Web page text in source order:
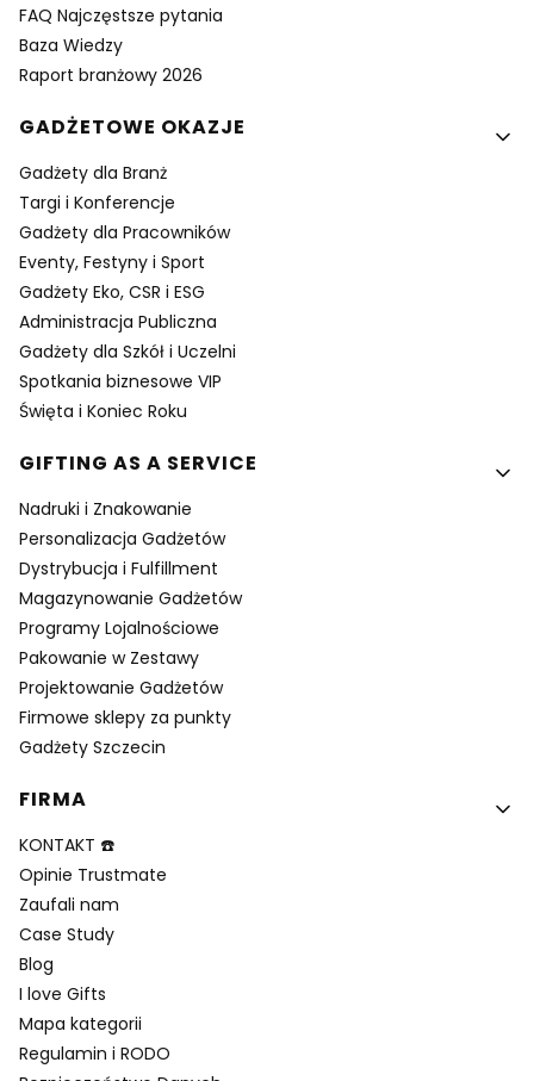
FAQ Najczęstsze pytania
Baza Wiedzy
Raport branżowy 2026
GADŻETOWE OKAZJE
Gadżety dla Branż
Targi i Konferencje
Gadżety dla Pracowników
Eventy, Festyny i Sport
Gadżety Eko, CSR i ESG
Administracja Publiczna
Gadżety dla Szkół i Uczelni
Spotkania biznesowe VIP
Święta i Koniec Roku
GIFTING AS A SERVICE
Nadruki i Znakowanie
Personalizacja Gadżetów
Dystrybucja i Fulfillment
Magazynowanie Gadżetów
Programy Lojalnościowe
Pakowanie w Zestawy
Projektowanie Gadżetów
Firmowe sklepy za punkty
Gadżety Szczecin
FIRMA
KONTAKT ☎️
Opinie Trustmate
Zaufali nam
Case Study
Blog
I love Gifts
Mapa kategorii
Regulamin i RODO